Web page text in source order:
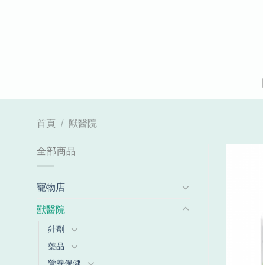
首頁 / 獸醫院
全部商品
寵物店
獸醫院
針劑
藥品
營養保健